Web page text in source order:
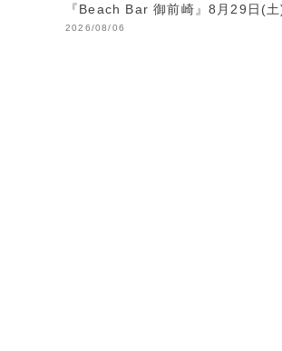
『Beach Bar 御前崎』8月29日(
2026/08/06